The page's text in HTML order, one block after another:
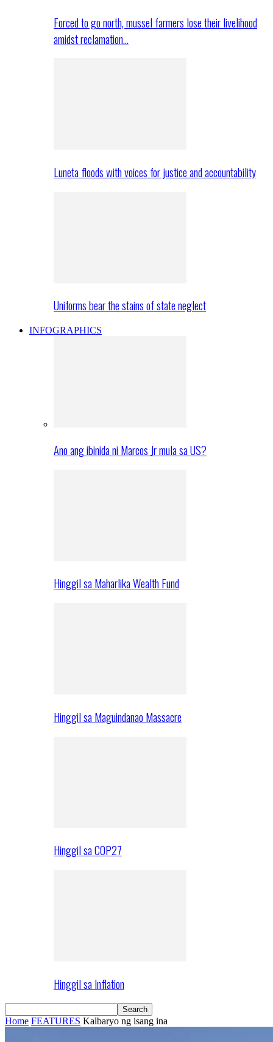
Forced to go north, mussel farmers lose their livelihood
amidst reclamation…
Luneta floods with voices for justice and accountability
Uniforms bear the stains of state neglect
INFOGRAPHICS
Ano ang ibinida ni Marcos Jr mula sa US?
Hinggil sa Maharlika Wealth Fund
Hinggil sa Maguindanao Massacre
Hinggil sa COP27
Hinggil sa Inflation
Home FEATURES Kalbaryo ng isang ina